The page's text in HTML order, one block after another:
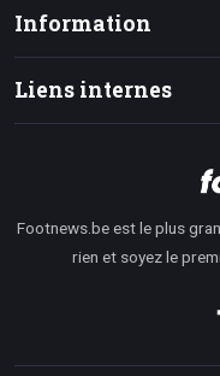
Information
Liens internes
Footnews.be est le plus
rien et soyez le